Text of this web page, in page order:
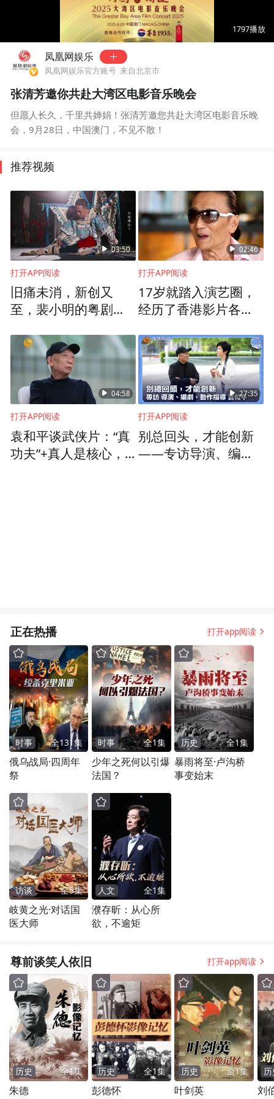
00:25
1797播放
凤凰网娱乐
凤凰网娱乐官方账号 来自北京市
张清芳邀你共赴大湾区电影音乐晚会
但愿人长久，千里共婵娟！张清芳邀您共赴大湾区电影音乐晚
会，9月28日，中国澳门，不见不散！
推荐视频
03:50
打开APP阅读
旧痛未消，新创又
至，裴小明的粤剧武
继续
02:46
打开APP阅读
17岁就踏入演艺圈，
经历了香港影片各个
却是因家里穷
04:58
打开APP阅读
袁和平谈武侠片：“真
功夫”+真人是核心，
27:35
打开APP阅读
别总回头，才能创新
——专访导演、编
正在热播 打开app阅读
时事 全131集
俄乌战局·四周年
祭
时事 全1集
少年之死何以引爆
法国？
历史 全1集
暴雨将至·卢沟桥
事变始末
访谈 全5集
岐黄之光·对话国
医大师
人文 全1集
濮存昕：从心所
欲，不逾矩
尊前谈笑人依旧 打开app阅读
历史 全1集
朱德
历史 全1集
彭德怀
历史 全1集
叶剑英 刘